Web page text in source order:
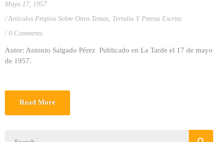
Mayo 17, 1957
Artículos Propios Sobre Otros Temas, Tertulia Y Prensa Escrita
0 Comments
Autor: Antonio Salgado Pérez Publicado en La Tarde el 17 de mayo
de 1957.
Read More